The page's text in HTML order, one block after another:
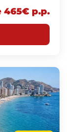
465€ p.p.